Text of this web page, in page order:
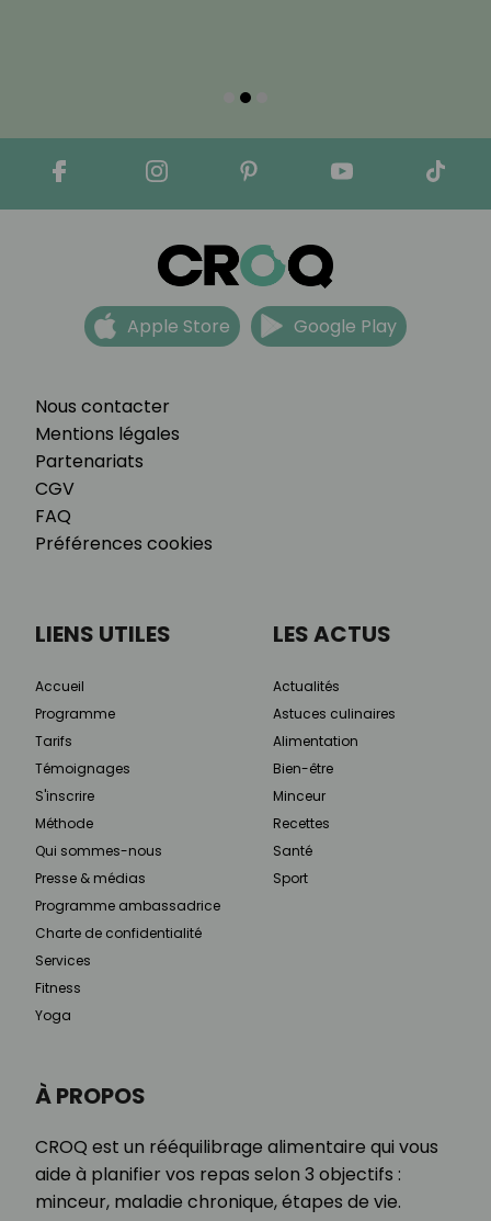
Nous contacter
Mentions légales
Partenariats
CGV
FAQ
Préférences cookies
Apple Store Google Play
À PROPOS
CROQ est un rééquilibrage alimentaire qui vous
aide à planifier vos repas selon 3 objectifs :
minceur, maladie chronique, étapes de vie.
LIENS UTILES
Accueil
Programme
Tarifs
Témoignages
S'inscrire
Méthode
Qui sommes-nous
Presse & médias
Programme ambassadrice
Charte de confidentialité
Services
Fitness
Yoga
LES ACTUS
Actualités
Astuces culinaires
Alimentation
Bien-être
Minceur
Recettes
Santé
Sport